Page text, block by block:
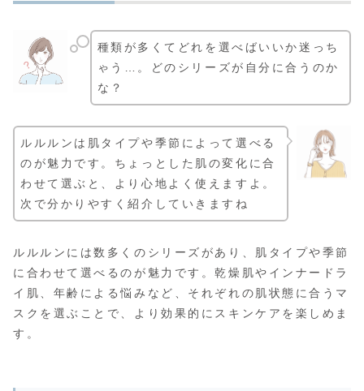
種類が多くてどれを選べばいいか迷っち
ゃう…。どのシリーズが自分に合うのか
な？
ルルルンは肌タイプや季節によって選べる
のが魅力です。ちょっとした肌の変化に合
わせて選ぶと、より心地よく使えますよ。
次で分かりやすく紹介していきますね
ルルルンには数多くのシリーズがあり、肌タイプや季節
に合わせて選べるのが魅力です。乾燥肌やインナードラ
イ肌、年齢による悩みなど、それぞれの肌状態に合うマ
スクを選ぶことで、より効果的にスキンケアを楽しめま
す。